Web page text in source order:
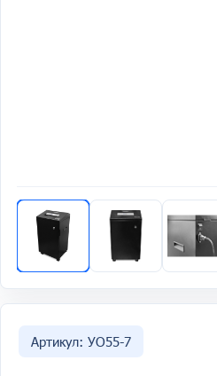
Артикул: УО55-7